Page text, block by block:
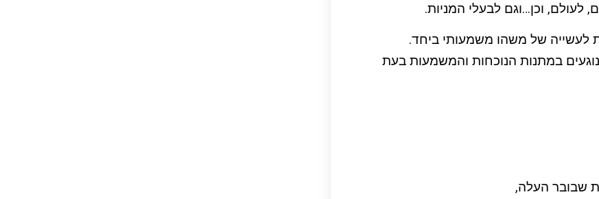
לעולם, וכן…וגם לבעלי המניות.
לעשייה של משהו משמעותי ביחד.
במתנות הנוכחות והמשמעות בעת
שבובר העלה,